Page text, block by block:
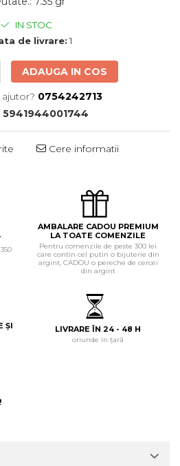
IN STOC
de livrare: 1
ADAUGA IN COS
0754242713
5941944001744
Cere informatii
AMBALARE CADOU PREMIUM
LA TOATE COMENZILE
Pentru comenzile de peste 300 lei
care contin cel putin o bijuterie din
argint, CADOU o pereche de cercei
din argint
ȘI
LIVRARE ÎN 24 - 48 H
oriunde în țară